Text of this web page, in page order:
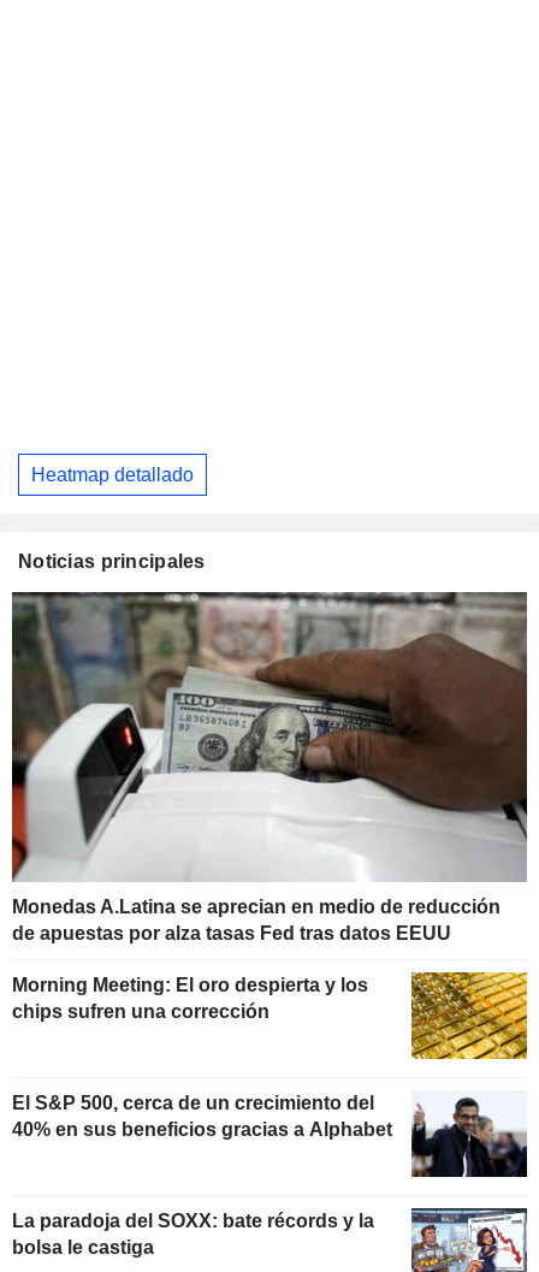
Heatmap detallado
Noticias principales
Monedas A.Latina se aprecian en medio de reducción
de apuestas por alza tasas Fed tras datos EEUU
Morning Meeting: El oro despierta y los
chips sufren una corrección
El S&P 500, cerca de un crecimiento del
40% en sus beneficios gracias a Alphabet
La paradoja del SOXX: bate récords y la
bolsa le castiga